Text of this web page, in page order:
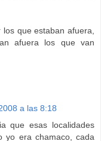
que estaban afuera,
afuera los que van
a las 8:18
que esas localidades
yo era chamaco, cada